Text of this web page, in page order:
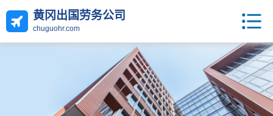
黄冈出国劳务公司
chuguohr.com